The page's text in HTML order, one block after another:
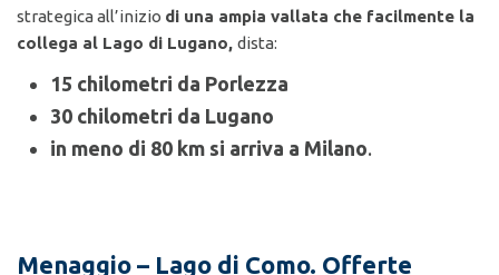
strategica all’inizio di una ampia vallata che facilmente la
collega al Lago di Lugano, dista:
15 chilometri da Porlezza
30 chilometri da Lugano
in meno di 80 km si arriva a Milano.
Menaggio – Lago di Como. Offerte